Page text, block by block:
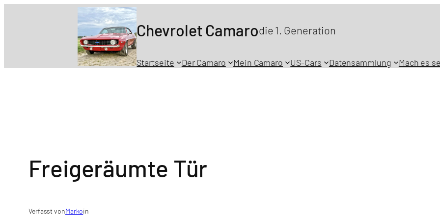
Chevrolet Camarodie 1. Generation
Startseite Der Camaro Mein Camaro US-Cars Datensammlung Mach es
Freigeräumte Tür
Verfasst vonMarkoin